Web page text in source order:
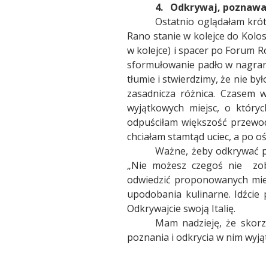
4. Odkrywaj,
Ostatnio oglądałam
Rano stanie w kolejce do
w kolejce) i spacer po Forum
sformułowanie padło w
tłumie i stwierdzimy, że nie
zasadnicza różnica. Czasem
wyjątkowych miejsc, o
odpuściłam większość
chciałam stamtąd uciec, a po
Ważne, żeby odkrywać
„Nie możesz czegoś nie
odwiedzić proponowanych
upodobania kulinarne. Idźcie
Odkrywajcie swoją Italię.
Mam nadzieję, że
poznania i odkrycia w nim